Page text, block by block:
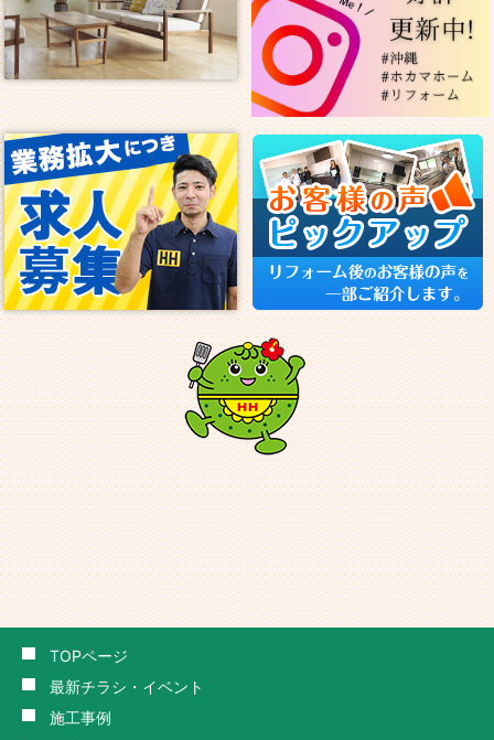
TOPページ
最新チラシ・イベント
施工事例